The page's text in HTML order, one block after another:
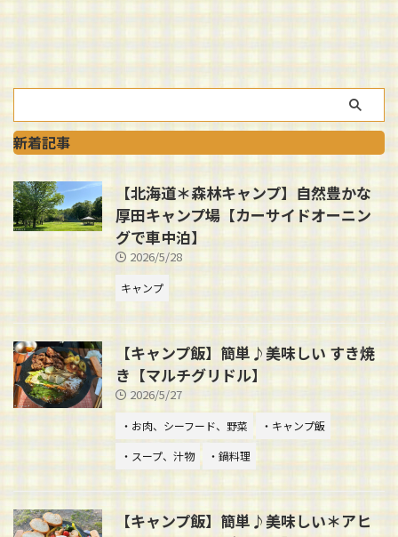
新着記事
【北海道＊森林キャンプ】自然豊かな
厚田キャンプ場【カーサイドオーニン
グで車中泊】
2026/5/28
キャンプ
【キャンプ飯】簡単♪美味しい すき焼
き【マルチグリドル】
2026/5/27
・お肉、シーフード、野菜
・キャンプ飯
・スープ、汁物
・鍋料理
【キャンプ飯】簡単♪美味しい＊アヒ